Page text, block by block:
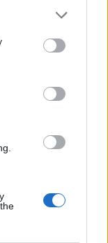
or more Google
You may click to
party tags to
in below Google
található
és szobor is.
építése
jelzőlámpás